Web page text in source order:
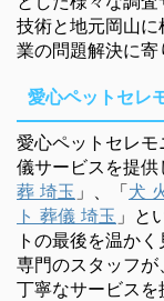
技術と地元岡山
業の問題解決に寄
愛心ペットセレ
愛心ペットセレ
儀サービスを提
葬 埼玉 」、「犬
ト 葬儀 埼玉 」と
トの最後を温か
専門のスタッフ
丁寧なサービスを